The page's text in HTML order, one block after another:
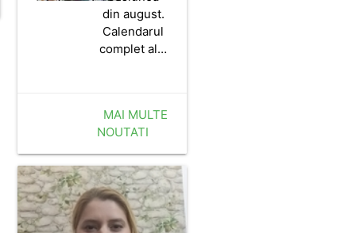
din august.
Calendarul
complet al…
MAI MULTE
NOUTATI